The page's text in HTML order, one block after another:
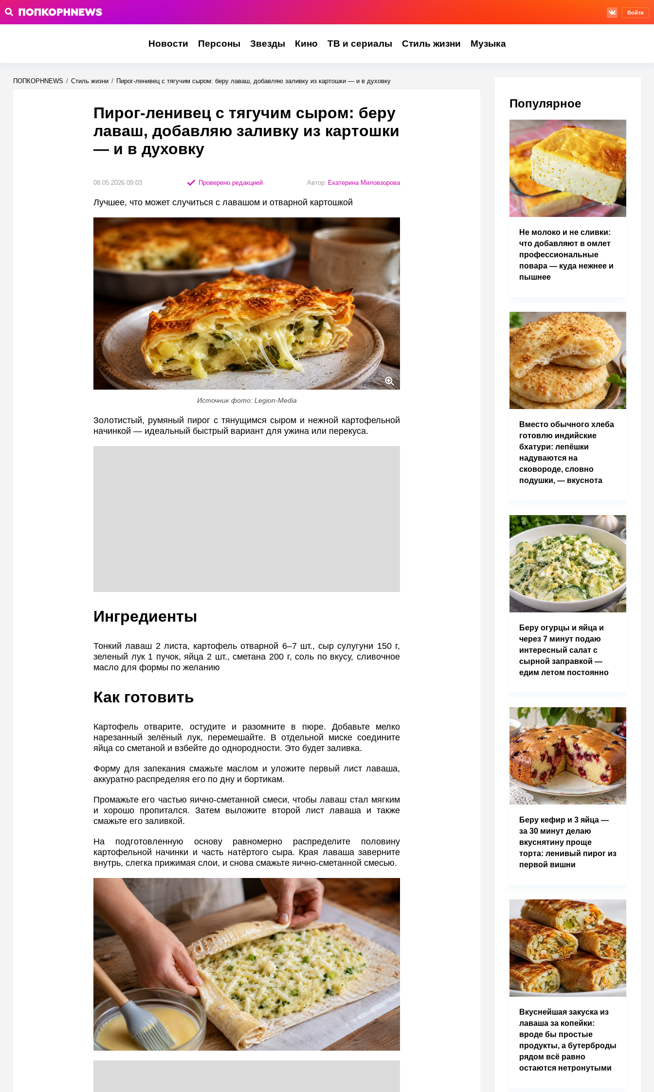
Войти
Новости Персоны Звезды Кино ТВ и сериалы Стиль жизни Музыка
ПОПКОРНNEWS / Стиль жизни / Пирог-ленивец с тягучим сыром: беру лаваш, добавляю заливку из картошки — и в духовку
Пирог-ленивец с тягучим сыром: беру
лаваш, добавляю заливку из картошки
— и в духовку
08.05.2026 09:03 Проверено редакцией Автор: Екатерина Миловзорова
Лучшее, что может случиться с лавашом и отварной картошкой
Источник фото: Legion-Media
Золотистый, румяный пирог с тянущимся сыром и нежной картофельной
начинкой — идеальный быстрый вариант для ужина или перекуса.
Ингредиенты
Тонкий лаваш 2 листа, картофель отварной 6–7 шт., сыр сулугуни 150 г,
зеленый лук 1 пучок, яйца 2 шт., сметана 200 г, соль по вкусу, сливочное
масло для формы по желанию
Как готовить
Картофель отварите, остудите и разомните в пюре. Добавьте мелко
нарезанный зелёный лук, перемешайте. В отдельной миске соедините
яйца со сметаной и взбейте до однородности. Это будет заливка.
Форму для запекания смажьте маслом и уложите первый лист лаваша,
аккуратно распределяя его по дну и бортикам.
Промажьте его частью яично-сметанной смеси, чтобы лаваш стал мягким
и хорошо пропитался. Затем выложите второй лист лаваша и также
смажьте его заливкой.
На подготовленную основу равномерно распределите половину
картофельной начинки и часть натёртого сыра. Края лаваша заверните
внутрь, слегка прижимая слои, и снова смажьте яично-сметанной смесью.
Популярное
Не молоко и не сливки:
что добавляют в омлет
профессиональные
повара — куда нежнее и
пышнее
Вместо обычного хлеба
готовлю индийские
бхатури: лепёшки
надуваются на
сковороде, словно
подушки, — вкуснота
Беру огурцы и яйца и
через 7 минут подаю
интересный салат с
сырной заправкой —
едим летом постоянно
Беру кефир и 3 яйца —
за 30 минут делаю
вкуснятину проще
торта: ленивый пирог из
первой вишни
Вкуснейшая закуска из
лаваша за копейки:
вроде бы простые
продукты, а бутерброды
рядом всё равно
остаются нетронутыми